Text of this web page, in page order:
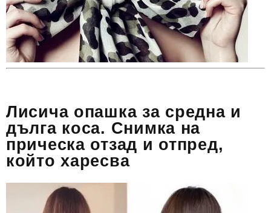
Лисича опашка за средна и
дълга коса. Снимка на
прическа отзад и отпред,
който харесва